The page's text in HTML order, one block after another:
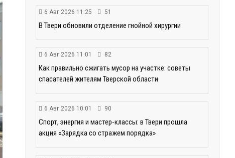
6 Авг 2026 11:25 51
В Твери обновили отделение гнойной хирургии
6 Авг 2026 11:01 82
Как правильно сжигать мусор на участке: советы
спасателей жителям Тверской области
6 Авг 2026 10:01 90
Спорт, энергия и мастер-классы: в Твери прошла
акция «Зарядка со стражем порядка»